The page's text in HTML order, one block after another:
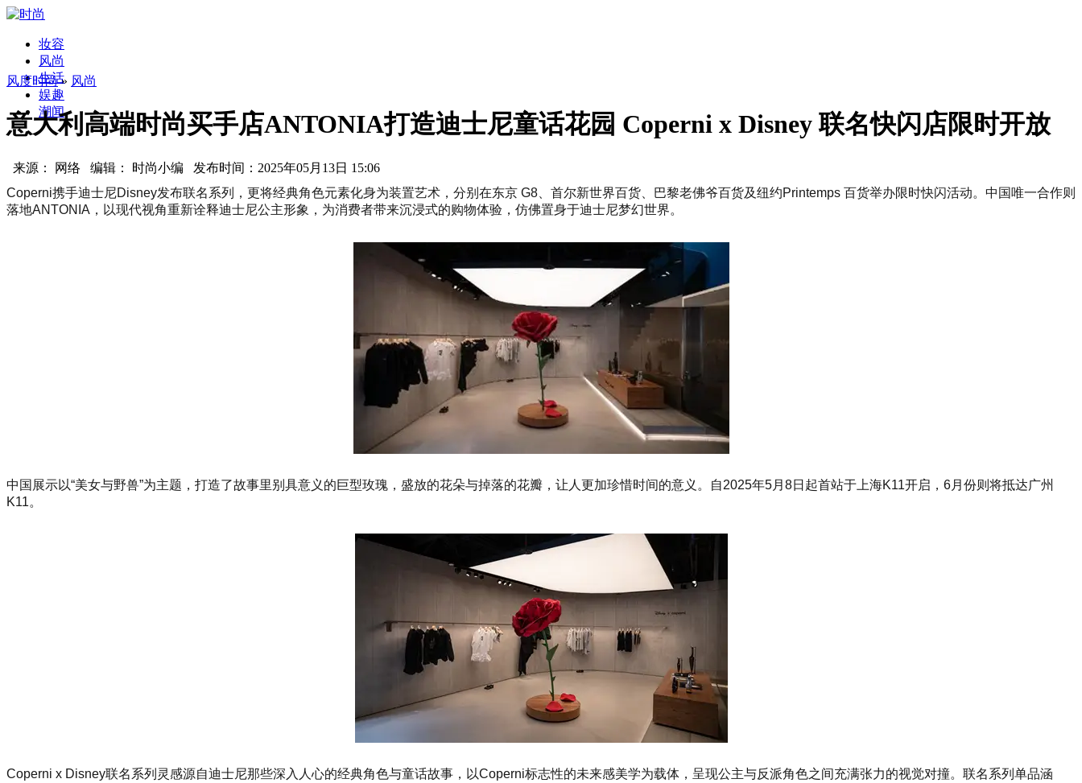
妆容
风尚
生活
娱趣
潮闻
风度时尚» 风尚
意大利高端时尚买手店ANTONIA打造迪士尼童话花园 Coperni x Disney 联名快闪店限时开放
来源： 网络 编辑： 时尚小编 发布时间：2025年05月13日 15:06
Coperni携手迪士尼Disney发布联名系列，更将经典角色元素化身为装置艺术，分别在东京 G8、首尔新世界百货、巴黎老佛爷百货及纽约Printemps 百货举办限时快闪活动。中国唯一合作则
落地ANTONIA，以现代视角重新诠释迪士尼公主形象，为消费者带来沉浸式的购物体验，仿佛置身于迪士尼梦幻世界。
中国展示以“美女与野兽”为主题，打造了故事里别具意义的巨型玫瑰，盛放的花朵与掉落的花瓣，让人更加珍惜时间的意义。自2025年5月8日起首站于上海K11开启，6月份则将抵达广州
K11。
Coperni x Disney联名系列灵感源自迪士尼那些深入人心的经典角色与童话故事，以Coperni标志性的未来感美学为载体，呈现公主与反派角色之间充满张力的视觉对撞。联名系列单品涵